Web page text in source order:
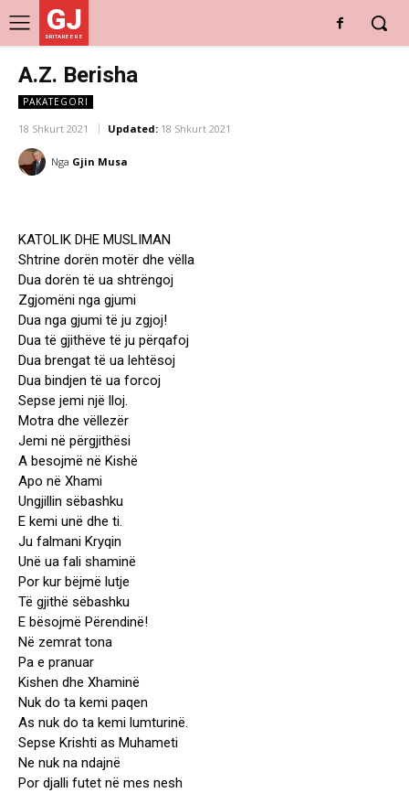
GJ
DRITARE E RE
A.Z. Berisha
PAKATEGORI
18 Shkurt 2021 Updated: 18 Shkurt 2021
Nga Gjin Musa
KATOLIK DHE MUSLIMAN
Shtrine dorën motër dhe vëlla
Dua dorën të ua shtrëngoj
Zgjomëni nga gjumi
Dua nga gjumi të ju zgjoj!
Dua të gjithëve të ju përqafoj
Dua brengat të ua lehtësoj
Dua bindjen të ua forcoj
Sepse jemi një lloj.
Motra dhe vëllezër
Jemi në përgjithësi
A besojmë në Kishë
Apo në Xhami
Ungjillin sëbashku
E kemi unë dhe ti.
Ju falmani Kryqin
Unë ua fali shaminë
Por kur bëjmë lutje
Të gjithë sëbashku
E bësojmë Përendinë!
Në zemrat tona
Pa e pranuar
Kishen dhe Xhaminë
Nuk do ta kemi paqen
As nuk do ta kemi lumturinë.
Sepse Krishti as Muhameti
Ne nuk na ndajnë
Por djalli futet në mes nesh